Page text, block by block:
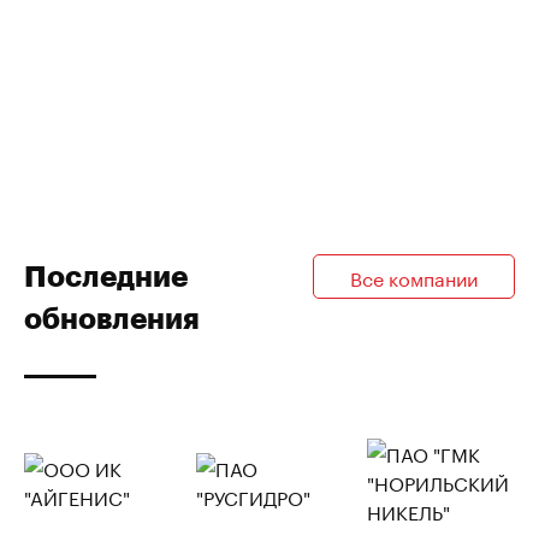
Последние
обновления
Все компании